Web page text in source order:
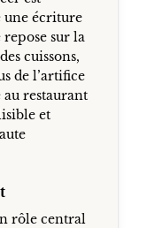
une écriture
sur la
cuissons,
de l’artifice
restaurant
et
rôle central